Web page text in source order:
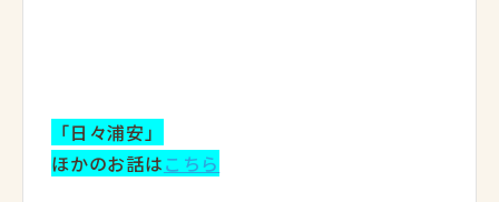
「日々浦安」
ほかのお話はこちら